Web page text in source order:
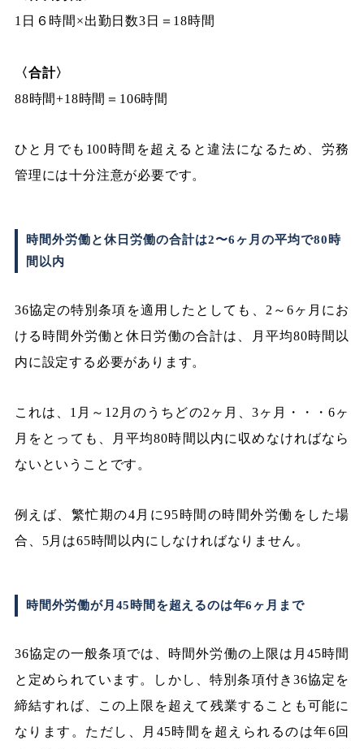
1日６時間×出勤日数3日＝18時間
〈合計〉
88時間+18時間＝106時間
ひと月でも100時間を超えると違法になるため、労務
管理には十分注意が必要です。
時間外労働と休日労働の合計は2〜6ヶ月の平均で80時
間以内
36協定の特別条項を適用したとしても、2～6ヶ月にお
ける時間外労働と休日労働の合計は、月平均80時間以
内に設定する必要があります。
これは、1月～12月のうちどの2ヶ月、3ヶ月・・・6ヶ
月をとっても、月平均80時間以内に収めなければなら
ないということです。
例えば、繁忙期の4月に95時間の時間外労働をした場
合、5月は65時間以内にしなければなりません。
時間外労働が月45時間を超えるのは年6ヶ月まで
36協定の一般条項では、時間外労働の上限は月45時間
と定められています。しかし、特別条項付き36協定を
締結すれば、この上限を超えて残業することも可能に
なります。ただし、月45時間を超えられるのは年6回